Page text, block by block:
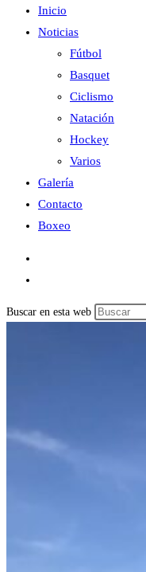
Inicio
Noticias
Fútbol
Basquet
Ciclismo
Natación
Hockey
Varios
Galería
Contacto
Boxeo
Buscar en esta web